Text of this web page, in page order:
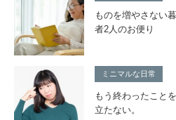
ものを増やさない
者2人のお便り
ミニマルな日常
もう終わったこと
立たない。